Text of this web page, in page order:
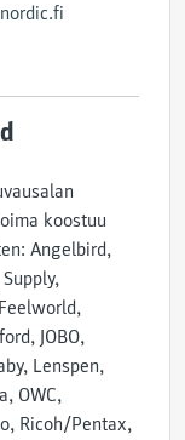
koostuu
Angelbird,
JOBO,
Lenspen,
OWC,
Ricoh/Pentax,